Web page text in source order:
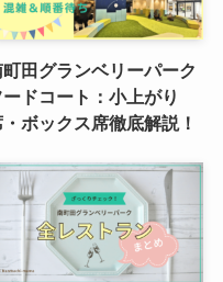
田グランベリーパーク
ードコート：小上がり
・ボックス席徹底解説！